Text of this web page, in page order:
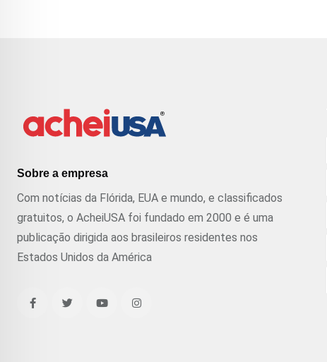
Sobre a empresa
Com notícias da Flórida, EUA e mundo, e classificados
gratuitos, o AcheiUSA foi fundado em 2000 e é uma
publicação dirigida aos brasileiros residentes nos
Estados Unidos da América